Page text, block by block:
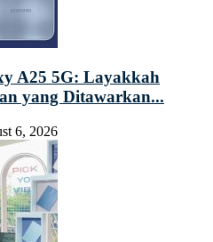
A25 5G: Layakkah
yang Ditawarkan...
6, 2026